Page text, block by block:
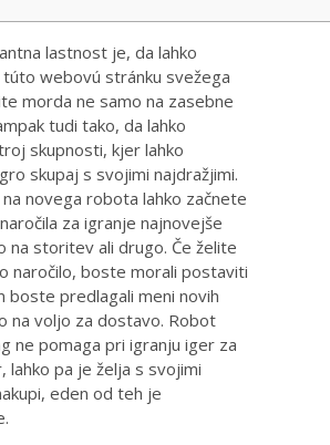
lastnost je, da lahko
webovú stránku svežega
morda ne samo na zasebne
tudi tako, da lahko
skupnosti, kjer lahko
skupaj s svojimi najdražjimi.
novega robota lahko začnete
za igranje najnovejše
na storitev ali drugo. Če želite
naročilo, boste morali postaviti
boste predlagali meni novih
na voljo za dostavo. Robot
ne pomaga pri igranju iger za
lahko pa je želja s svojimi
eden od teh je